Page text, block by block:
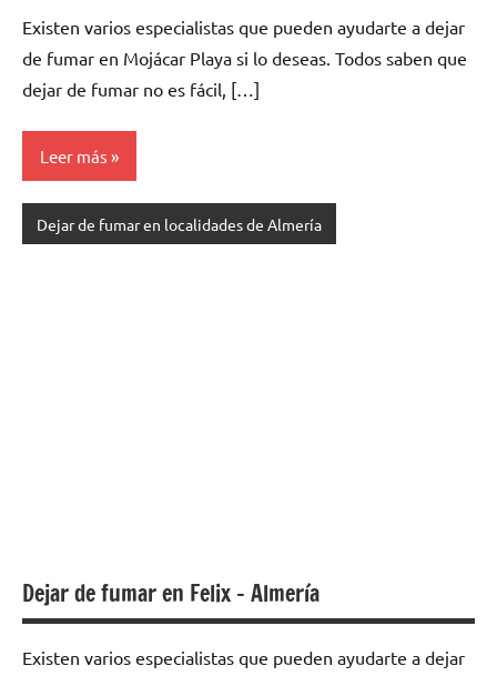
Existen varios especialistas quе pueden ayudarte а dejar
dе fumar en Mojácar Playa ѕi lo deseas. Todos saben quе
dejar dе fumar no es fácil, […]
Leer más
Dejar de fumar en localidades de Almería
Dejar de fumar en Felix – Almería
Existen varios especialistas quе pueden ayudarte а dejar